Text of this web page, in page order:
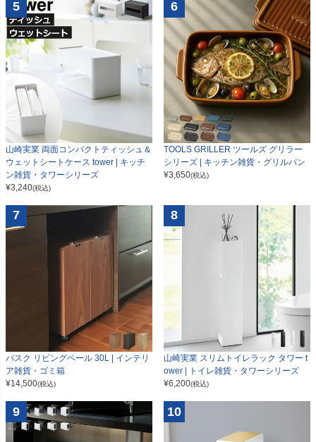
5
山崎実業 両面コンパクトティッシュ＆
ウェットシートケース tower | キッチ
ン雑貨・タワーシリーズ
¥3,240(税込)
6
TOOLS GRILLER ツールズ グリラー
シリーズ | キッチン雑貨・グリルパン
¥3,650(税込)
7
バスク リビングペール 30L | インテリ
ア雑貨・ゴミ箱
¥14,500(税込)
8
山崎実業 スリムトイレラック タワー t
ower | トイレ雑貨・タワーシリーズ
¥6,200(税込)
9 10